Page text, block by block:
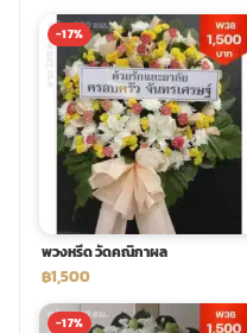
-17%
พวงหรีด วัดคณิกาผล
฿1,500
-17%